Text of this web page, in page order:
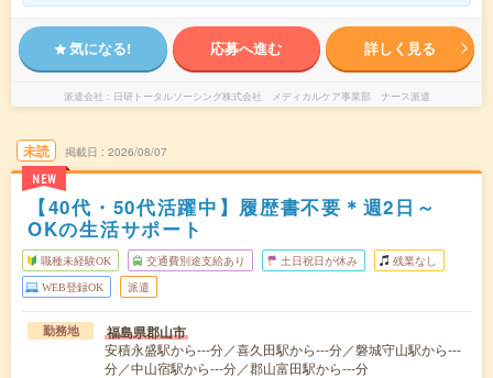
気になる! 応募へ進む 詳しく見る
派遣会社 日研トータルソーシング株式会社 メディカルケア事業部 ナース派遣
未読
NEW
掲載日 2026/08/07
【40代・50代活躍中】履歴書不要＊週2日～
OKの生活サポート
職種未経験OK 交通費別途支給あり 土日祝日が休み 残業なし
WEB登録OK 派遣
勤務地 福島県郡山市
安積永盛駅から---分／喜久田駅から---分／磐城守山駅から---
分／中山宿駅から---分／郡山富田駅から---分